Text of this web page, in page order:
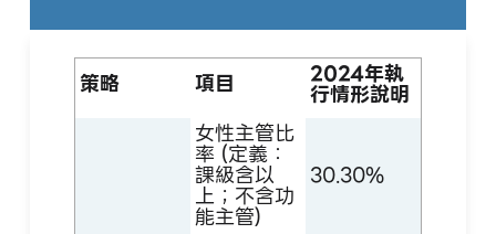
策略 項目 2024年執
行情形說明
女性主管比
率 (定義：
課級含以
上；不含功
能主管)
30.30%